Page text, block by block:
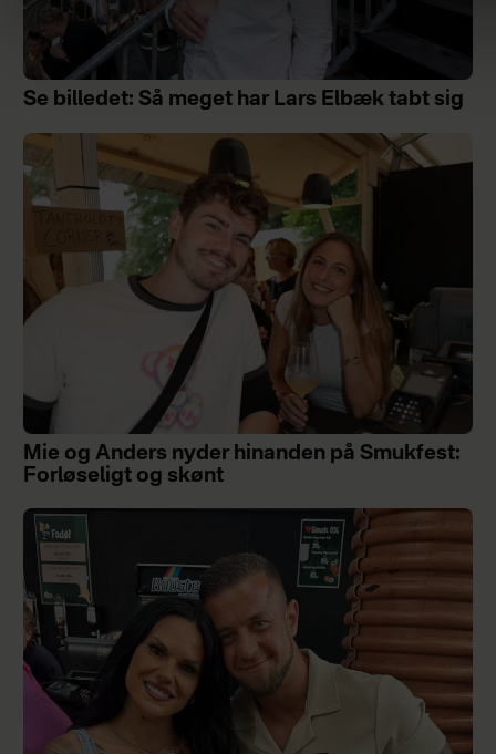
Se billedet: Så meget har Lars Elbæk tabt sig
Mie og Anders nyder hinanden på Smukfest:
Forløseligt og skønt